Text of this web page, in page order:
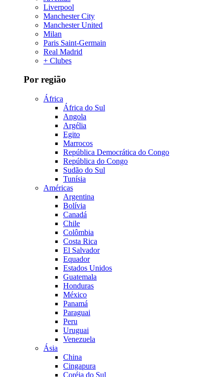
Liverpool
Manchester City
Manchester United
Milan
Paris Saint-Germain
Real Madrid
+ Clubes
Por região
África
África do Sul
Angola
Argélia
Egito
Marrocos
República Democrática do Congo
República do Congo
Sudão do Sul
Tunísia
Américas
Argentina
Bolívia
Canadá
Chile
Colômbia
Costa Rica
El Salvador
Equador
Estados Unidos
Guatemala
Honduras
México
Panamá
Paraguai
Peru
Uruguai
Venezuela
Ásia
China
Cingapura
Coréia do Sul